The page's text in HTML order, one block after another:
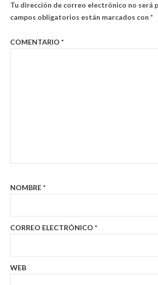
Tu dirección de correo electrónico no será
campos obligatorios están marcados con *
COMENTARIO *
NOMBRE*
CORREO ELECTRÓNICO *
WEB